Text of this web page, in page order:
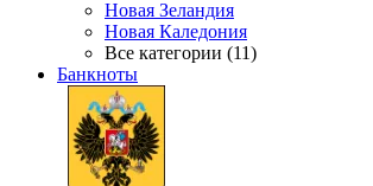
Новая Зеландия
Новая Каледония
Все категории (11)
Банкноты